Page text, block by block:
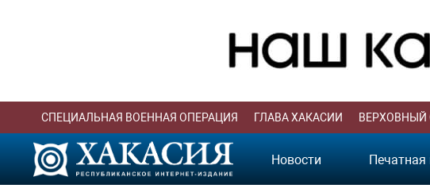
СПЕЦИАЛЬНАЯ ВОЕННАЯ ОПЕРАЦИЯ ГЛАВА ХАКАСИИ ВЕРХОВНЫЙ
Новости Печатная